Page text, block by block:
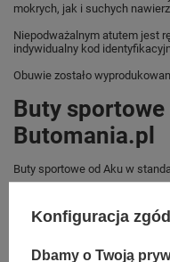
mokrych, jak i suchych
Niepodważalnym atutem jest
indywidualny kod
Obuwie zostało
Buty
Butomania.pl
Buty sportowe od Aku w
Sklep Butomania.pl to
Konfiguracja zgód
Dbamy o Twoją